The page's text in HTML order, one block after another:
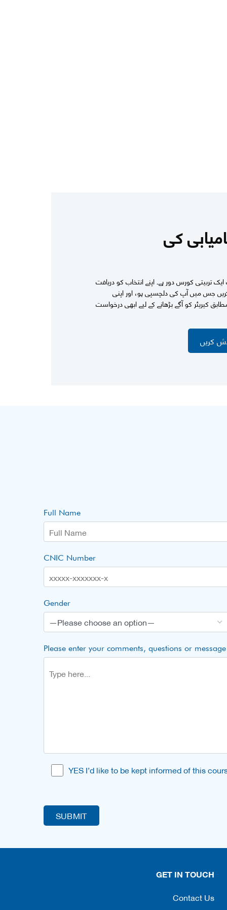
کی
تربیتی کورس دور ہے۔ اپنے انتخاب کو دریافت
جس میں آپ کی دلچسپی ہو، اور اپنی
کیریئر کو آگے بڑھانے کے لیے ابھی درخواست
کریں
Full Name
CNIC Number
Gender
Please enter your comments, questions or message
YES I’d like to be kept informed of this
GET IN TOUCH
Contact Us